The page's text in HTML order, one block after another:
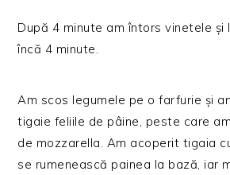
După 4 minute am întors vinetele și
încă 4 minute.
Am scos legumele pe o farfurie și
tigaie feliile de pâine, peste care
de mozzarella. Am acoperit tigaia
se rumenească painea la bază, iar